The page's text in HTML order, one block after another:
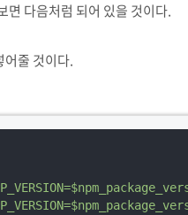
다음처럼 되어 있을 것이다.
줄 것이다.